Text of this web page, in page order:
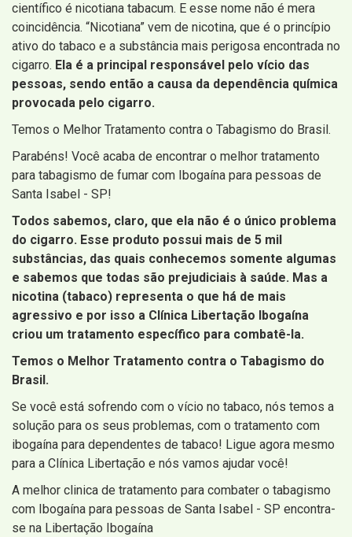
científico é nicotiana tabacum. E esse nome não é mera
coincidência. “Nicotiana” vem de nicotina, que é o princípio
ativo do tabaco e a substância mais perigosa encontrada no
cigarro. Ela é a principal responsável pelo vício das
pessoas, sendo então a causa da dependência química
provocada pelo cigarro.
Temos o Melhor Tratamento contra o Tabagismo do Brasil.
Parabéns! Você acaba de encontrar o melhor tratamento
para tabagismo de fumar com Ibogaína para pessoas de
Santa Isabel - SP!
Todos sabemos, claro, que ela não é o único problema
do cigarro. Esse produto possui mais de 5 mil
substâncias, das quais conhecemos somente algumas
e sabemos que todas são prejudiciais à saúde. Mas a
nicotina (tabaco) representa o que há de mais
agressivo e por isso a Clínica Libertação Ibogaína
criou um tratamento específico para combatê-la.
Temos o Melhor Tratamento contra o Tabagismo do
Brasil.
Se você está sofrendo com o vício no tabaco, nós temos a
solução para os seus problemas, com o tratamento com
ibogaína para dependentes de tabaco! Ligue agora mesmo
para a Clínica Libertação e nós vamos ajudar você!
A melhor clinica de tratamento para combater o tabagismo
com Ibogaína para pessoas de Santa Isabel - SP encontra-
se na Libertação Ibogaína